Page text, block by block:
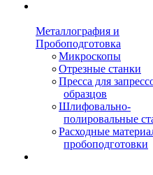
Металлография и
Пробоподготовка
Микроскопы
Отрезные станки
Пресса для
образцов
Шлифовально-
полировальные
Расходные
пробоподготовки